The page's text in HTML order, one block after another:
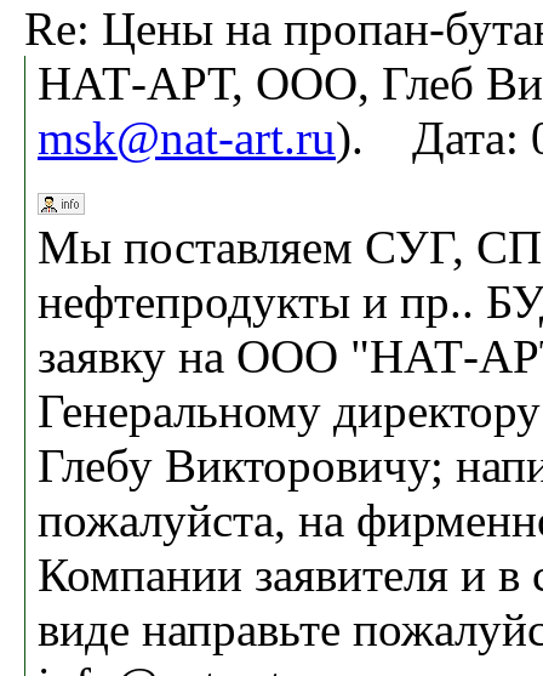
Re: Цены на пропан-
НАТ-АРТ, ООО, Глеб
msk@nat-art.ru). Дата:
Мы поставляем СУГ,
нефтепродукты и пр..
заявку на ООО "НАТ-
Генеральному
Глебу Викторовичу;
пожалуйста, на
Компании заявителя и в
виде направьте